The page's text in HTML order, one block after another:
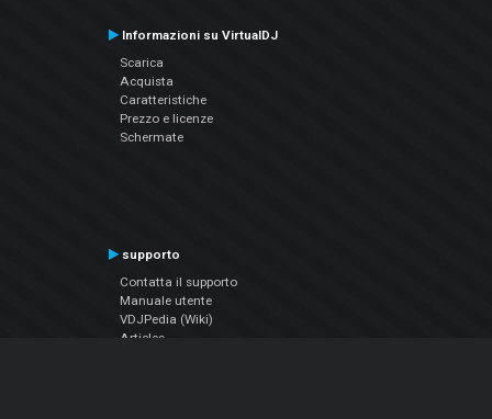
Informazioni su VirtualDJ
Scarica
Acquista
Caratteristiche
Prezzo e licenze
Schermate
supporto
Contatta il supporto
Manuale utente
VDJPedia (Wiki)
Articles